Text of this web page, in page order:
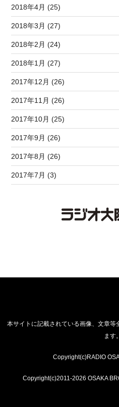
2018年4月 (25)
2018年3月 (27)
2018年2月 (24)
2018年1月 (27)
2017年12月 (26)
2017年11月 (26)
2017年10月 (25)
2017年9月 (26)
2017年8月 (26)
2017年7月 (3)
本サイトに記載されている画像、文章等
ます。
Copyright(c)RADIO
Copyright(c)2011-2026 OSAKA